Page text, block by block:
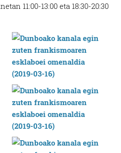
11:00-13:00 eta 18:30-20:30